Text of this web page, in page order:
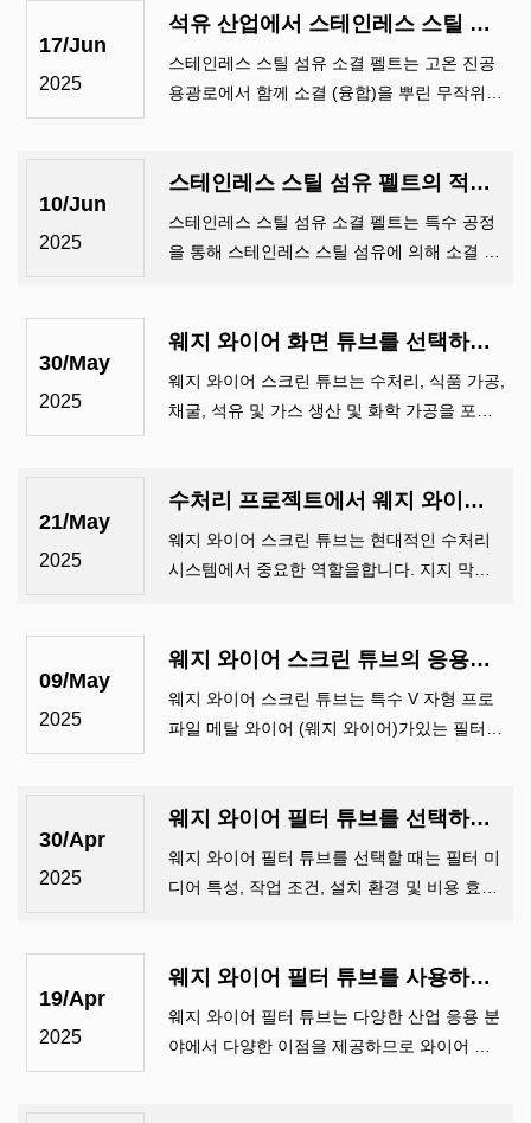
성이 뛰어나고 내식성 및 고정밀 여과 재료입
니다.
17/Jun
2025
석유 산업에서 스테인레스 스틸 섬유 소결 펠트를 사용하면 어떤 이점이 있습니까?
스테인레스 스틸 섬유 소결 펠트는 고온 진공
용광로에서 함께 소결 (융합)을 뿌린 무작위로
제공하는 다공성의 3 차원 네트워크 구조를 형
성합니다 ...
10/Jun
2025
스테인레스 스틸 섬유 펠트의 적용은 무엇입니까?
스테인레스 스틸 섬유 소결 펠트는 특수 공정
을 통해 스테인레스 스틸 섬유에 의해 소결 된
30/May
2025
웨지 와이어 화면 튜브를 선택하는 방법?
웨지 와이어 스크린 튜브는 수처리, 식품 가공,
채굴, 석유 및 가스 생산 및 화학 가공을 포함
위에 V 자형 프로파일 와이어를 감싸서 만들
어집니다 ...
21/May
2025
수처리 프로젝트에서 웨지 와이어 스크린 튜브 사용의 5 가지 이점
웨지 와이어 스크린 튜브는 현대적인 수처리
시스템에서 중요한 역할을합니다. 지지 막대
하고 비 클로깅 및 고효율 여과 매체를 만듭니
다. 그들의 독특한 구조 ...
09/May
2025
웨지 와이어 스크린 튜브의 응용은 무엇입니까?
웨지 와이어 스크린 튜브는 특수 V 자형 프로
파일 메탈 와이어 (웨지 와이어)가있는 필터
필드에서 상당한 이점을 제공합니다. 다음은 5
개의 일반적인 응용 프로그램 산업이며 ...
30/Apr
2025
웨지 와이어 필터 튜브를 선택하기위한 팁은 무엇입니까?
웨지 와이어 필터 튜브를 선택할 때는 필터 미
디어 특성, 작업 조건, 설치 환경 및 비용 효율
도 (갭 크기)에 따라 갭 너비를 선택하십시오.
19/Apr
2025
웨지 와이어 필터 튜브를 사용하면 어떤 이점이 있습니까?
웨지 와이어 필터 튜브는 다양한 산업 응용 분
야에서 다양한 이점을 제공하므로 와이어 메